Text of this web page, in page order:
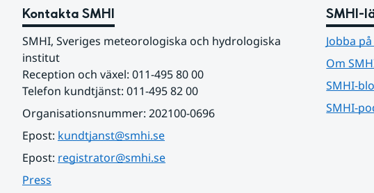
Kontakta SMHI
SMHI, Sveriges meteorologiska och hydrologiska
institut
Reception och växel: 011-495 80 00
Telefon kundtjänst: 011-495 82 00
Organisationsnummer: 202100-0696
Epost: kundtjanst@smhi.se
Epost: registrator@smhi.se
Press
SMHI-
Jobba
Om
SMHI-
SMHI-